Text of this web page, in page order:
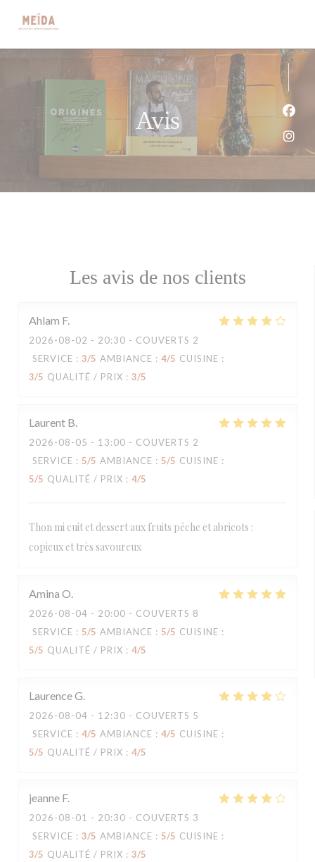
Avis
Les avis de nos clients
Ahlam F
2026-08-02 - 20:30 - COUVERTS 2
SERVICE : 3/5 AMBIANCE : 4/5 CUISINE :
3/5 QUALITÉ / PRIX : 3/5
Laurent B
2026-08-05 - 13:00 - COUVERTS 2
SERVICE : 5/5 AMBIANCE : 5/5 CUISINE :
5/5 QUALITÉ / PRIX : 4/5
Thon mi cuit et dessert aux fruits pêche et abricots :
copieux et très savoureux
Amina O
2026-08-04 - 20:00 - COUVERTS 8
SERVICE : 5/5 AMBIANCE : 5/5 CUISINE :
5/5 QUALITÉ / PRIX : 4/5
LaurenceG
2026-08-04 - 12:30 - COUVERTS 5
SERVICE : 4/5 AMBIANCE : 4/5 CUISINE :
5/5 QUALITÉ / PRIX : 4/5
jeanne F
2026-08-01 - 20:30 - COUVERTS 3
SERVICE : 3/5 AMBIANCE : 5/5 CUISINE :
3/5 QUALITÉ / PRIX : 3/5